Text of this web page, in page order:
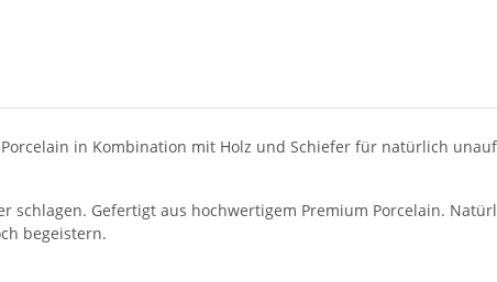
in Kombination mit Holz und Schiefer für natürlich
schlagen. Gefertigt aus hochwertigem Premium Porcelain.
begeistern.